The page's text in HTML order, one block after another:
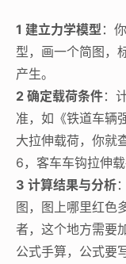
1 建立力学模型 ：
型，画一个简图，
产生。
2 确定载荷条件：
准，如《铁道车辆
大拉伸载荷，你就
6，客车车钩拉伸载
3 计算结果与分析
图，图上哪里红色
者，这个地方需要
公式手算，公式要